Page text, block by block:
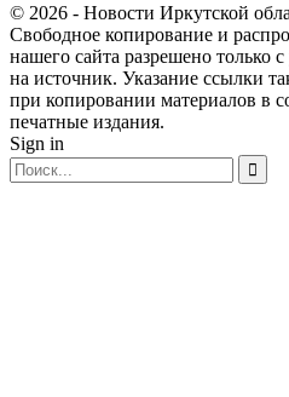
© 2026 - Новости Иркутской
Свободное копирование и
нашего сайта разрешено только
на источник. Указание ссылки
при копировании материалов в
печатные издания.
Sign in